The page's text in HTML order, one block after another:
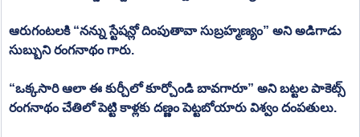
ఆరుగంటలకి “నన్ను స్టేషన్లో దింపుతావా సుబ్రహ్మణ్యం” అని అడిగాడు
సుబ్బుని రంగనాథం గారు.
“ఒక్కసారి ఆలా ఈ కుర్చీలో కూర్చోండి బావగారూ” అని బట్టల పాకెట్స్
రంగనాథం చేతిలో పెట్టి కాళ్లకు దణ్ణం పెట్టబోయారు విశ్వం దంపతులు.